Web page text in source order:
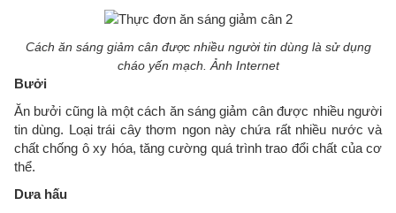
Cách ăn sáng giảm cân được nhiều người tin dùng là sử dụng
cháo yến mạch. Ảnh Internet
Bưởi
Ăn bưởi cũng là một cách ăn sáng giảm cân được nhiều người
tin dùng. Loại trái cây thơm ngon này chứa rất nhiều nước và
chất chống ô xy hóa, tăng cường quá trình trao đổi chất của cơ
thể.
Dưa hấu